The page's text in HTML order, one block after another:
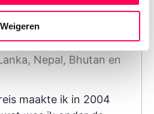
Weigeren
Nepal, Bhutan en
maakte ik in 2004